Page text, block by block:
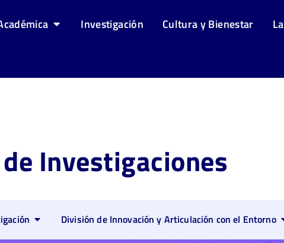
Investigación Cultura y Bienestar
Investigaciones
División de Innovación y Articulación con el Entorno